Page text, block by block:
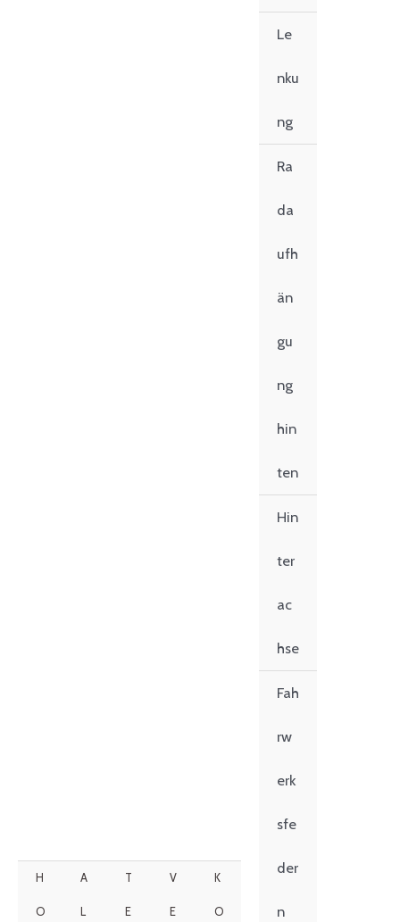
H
O
A
L
T
E
V
E
K
O
Le
nku
ng
Ra
da
ufh
än
gu
ng
hin
ten
Hin
ter
ac
hse
Fah
rw
erk
sfe
der
n